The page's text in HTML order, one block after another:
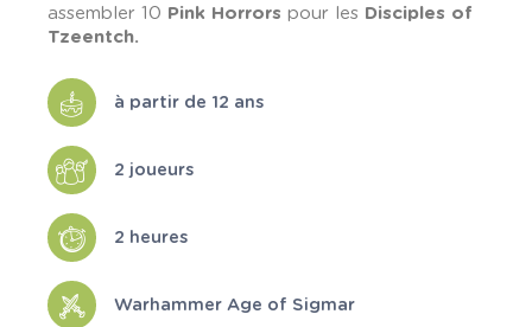
assembler 10 Pink Horrors pour les Disciples of
Tzeentch.
à partir de 12 ans
2 joueurs
2 heures
Warhammer Age of Sigmar